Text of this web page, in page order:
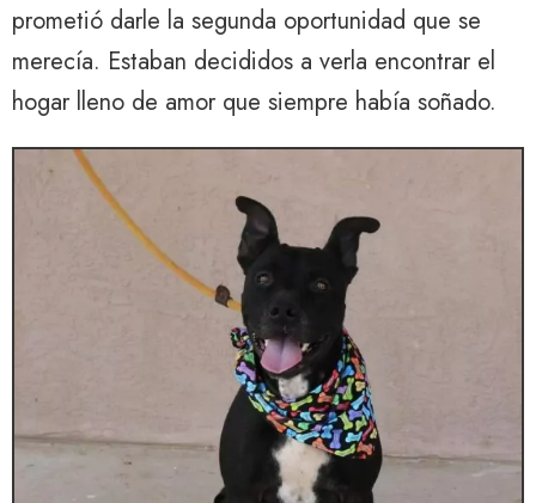
prometió darle la segunda oportunidad que se
merecía. Estaban decididos a verla encontrar el
hogar lleno de amor que siempre había soñado.